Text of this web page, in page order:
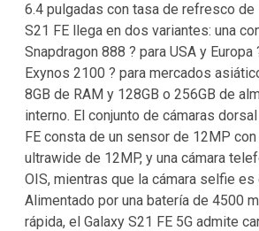
6.4 pulgadas con tasa de refresco de
S21 FE llega en dos variantes: una
Snapdragon 888 ? para USA y Europa
Exynos 2100 ? para mercados
8GB de RAM y 128GB o 256GB de
interno. El conjunto de cámaras
FE consta de un sensor de 12MP con
ultrawide de 12MP, y una cámara
OIS, mientras que la cámara selfie es
Alimentado por una batería de 4500
rápida, el Galaxy S21 FE 5G admite